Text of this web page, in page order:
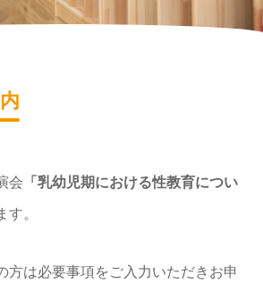
会 「乳幼児期における性教育につい
す。
方は必要事項をご入力いただきお申